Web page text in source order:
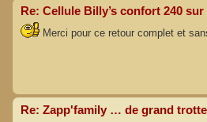
Re: Cellule Billy’s confort 240
Merci pour ce retour complet et
Re: Zapp'family … de grand